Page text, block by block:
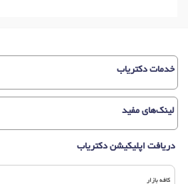
خدمات دکتریاب
لینک‌های مفید
دریافت اپلیکیشن دکتریاب
کافه بازار